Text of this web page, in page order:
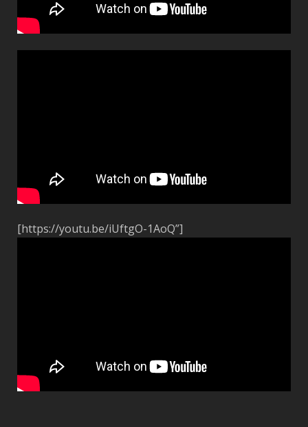
[https://youtu.be/iUftgO-1AoQ”]